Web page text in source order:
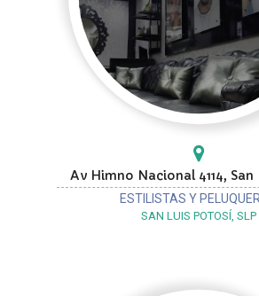
Av Himno Nacional 4114,
ESTILISTAS Y
SAN LUIS POTOSÍ, SLP